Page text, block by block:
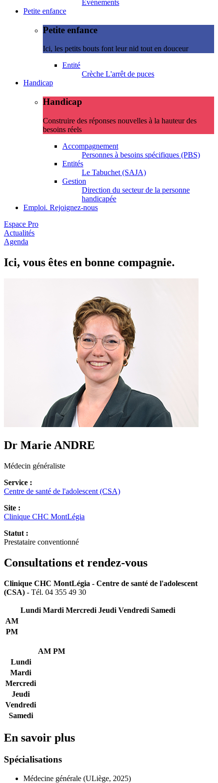
Evénements
Petite enfance
Petite enfance
Ici, les petits bouts font leur nid tout en douceur
Entité
Crèche L'arrêt de puces
Handicap
Handicap
Construire des réponses nouvelles à la hauteur des
besoins réels
Accompagnement
Personnes à besoins spécifiques (PBS)
Entités
Le Tabuchet (SAJA)
Gestion
Direction du secteur de la personne
handicapée
Emploi. Rejoignez-nous
Espace Pro
Actualités
Agenda
Ici, vous êtes en bonne compagnie.
Dr Marie ANDRE
Médecin généraliste
Service :
Centre de santé de l'adolescent (CSA)
Site :
Clinique CHC MontLégia
Statut :
Prestataire conventionné
Consultations et rendez-vous
Clinique CHC MontLégia - Centre de santé de l'adolescent
(CSA) - Tél. 04 355 49 30
Lundi Mardi Mercredi Jeudi Vendredi Samedi
AM
PM
AM PM
Lundi
Mardi
Mercredi
Jeudi
Vendredi
Samedi
En savoir plus
Spécialisations
Médecine générale (ULiège, 2025)